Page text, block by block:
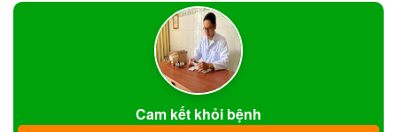
TĂNG CƯỜNG GIAO TIẾP
Giao tiếp cởi mở là một trụ cột thiết yếu trong nền
tảng của các mối quan hệ lành mạnh. Thảo luận
Cam kết khỏi bệnh